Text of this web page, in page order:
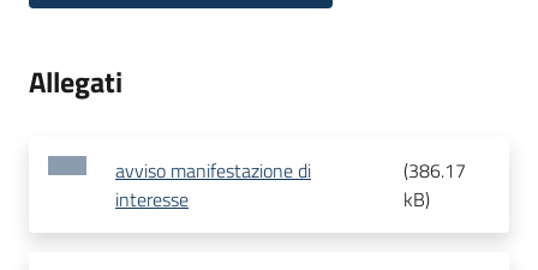
Allegati
avviso manifestazione di
interesse
(386.17
kB)